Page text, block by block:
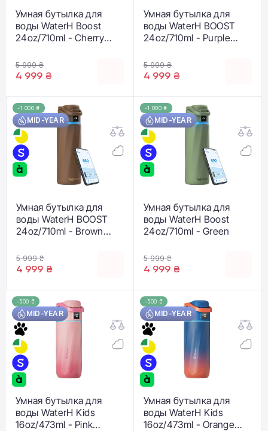
Умная бутылка для
воды WaterH Boost
24oz/710ml - Cherry
5 999 ₴
4 999 ₴
Умная бутылка для
воды WaterH BOOST
24oz/710ml - Purple
5 999 ₴
4 999 ₴
-1 000 ₴
MID-YEAR
Умная бутылка для
воды WaterH BOOST
24oz/710ml - Brown
5 999 ₴
4 999 ₴
-1 000 ₴
MID-YEAR
Умная бутылка для
воды WaterH Boost
24oz/710ml - Green
5 999 ₴
4 999 ₴
-500 ₴
MID-YEAR
Умная бутылка для
воды WaterH Kids
16oz/473ml - Pink
-500 ₴
MID-YEAR
Умная бутылка для
воды WaterH Kids
16oz/473ml - Orange